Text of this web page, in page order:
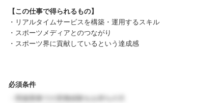
【この仕事で得られるもの】
・リアルタイムサービスを構築・運用するスキル
・スポーツメディアとのつながり
・スポーツ界に貢献しているという達成感
必須条件
・関連業務での実務経験をお持ちの方